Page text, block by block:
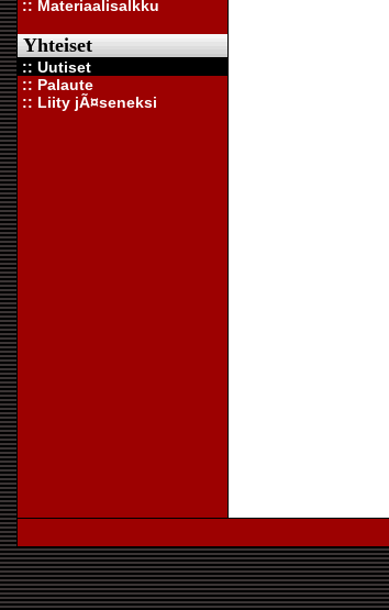
:: Materiaalisalkku
Yhteiset
:: Uutiset
:: Palaute
:: Liity jÃ¤seneksi